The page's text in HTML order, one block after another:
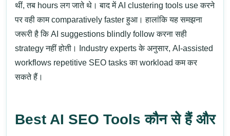
थीं, तब hours लग जाते थे। बाद में AI clustering tools use करने
पर वही काम comparatively faster हुआ। हालांकि यह समझना
जरूरी है कि AI suggestions blindly follow करना सही
strategy नहीं होती।
Industry experts के अनुसार, AI-assisted
workflows repetitive SEO tasks का workload कम कर
सकते हैं।
Best AI SEO Tools कौन से हैं और